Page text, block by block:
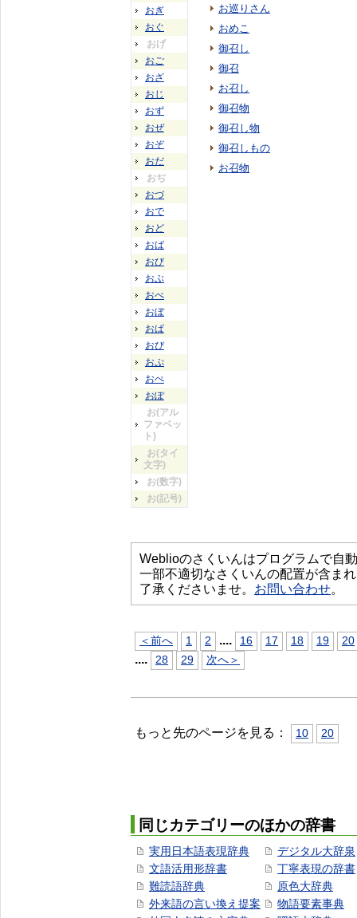
おぎ
おぐ
おげ
おご
おざ
おじ
おず
おぜ
おぞ
おだ
おぢ
おづ
おで
おど
おば
おび
おぶ
おべ
おぼ
おぱ
おぴ
おぷ
おぺ
おぽ
お(アル
ファベッ
ト)
お(タイ
文字)
お(数字)
お(記号)
お巡りさん
おめこ
御召し
御召
お召し
御召物
御召し物
御召しもの
お召物
Weblioのさくいんはプログラムで自
一部不適切なさくいんの配置が含ま
了承くださいませ。 お問い合わせ。
＜前へ 1 2 .... 16 17 18 19 20
.... 28 29 次へ＞
もっと先のページを見る： 10 20
同じカテゴリーのほかの辞書
実用日本語表現辞典
文語活用形辞書
難読語辞典
外来語の言い換え提案
デジタル大辞泉
丁寧表現の辞書
原色大辞典
物語要素事典